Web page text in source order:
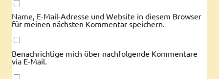
Name, E-Mail-Adresse und Website in diesem Browser
für meinen nächsten Kommentar speichern.
Benachrichtige mich über nachfolgende Kommentare
via E-Mail.